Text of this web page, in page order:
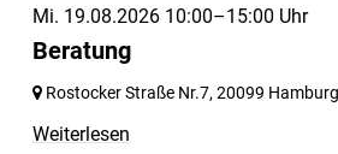
Mi. 19.08.2026 10:00–15:00 Uhr
Beratung
Rostocker Straße Nr.7, 20099 Hamburg
Weiterlesen